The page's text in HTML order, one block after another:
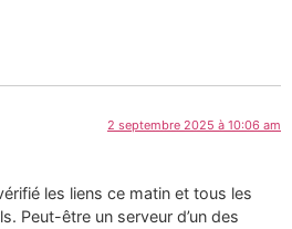
2 septembre 2025 à 10:06 am
les liens ce matin et tous les
Peut-être un serveur d’un des